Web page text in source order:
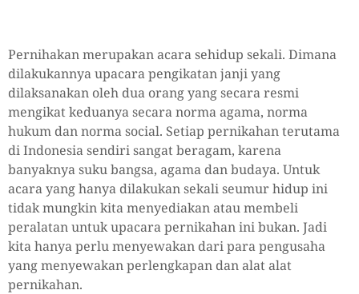
Pernihakan merupakan acara sehidup sekali. Dimana
dilakukannya upacara pengikatan janji yang
dilaksanakan oleh dua orang yang secara resmi
mengikat keduanya secara norma agama, norma
hukum dan norma social. Setiap pernikahan terutama
di Indonesia sendiri sangat beragam, karena
banyaknya suku bangsa, agama dan budaya. Untuk
acara yang hanya dilakukan sekali seumur hidup ini
tidak mungkin kita menyediakan atau membeli
peralatan untuk upacara pernikahan ini bukan. Jadi
kita hanya perlu menyewakan dari para pengusaha
yang menyewakan perlengkapan dan alat alat
pernikahan.